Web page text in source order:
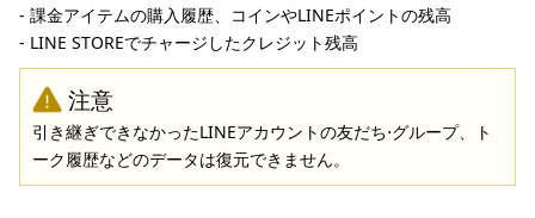
- 課金アイテムの購入履歴、コインやLINEポイントの残高
- LINE STOREでチャージしたクレジット残高
注意
引き継ぎできなかったLINEアカウントの友だち⋅グループ、ト
ーク履歴などのデータは復元できません。